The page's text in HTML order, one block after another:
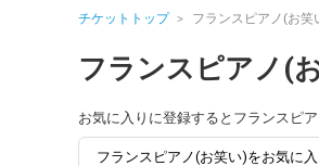
チケットトップ フランスピアノ(お笑
フランスピアノ(
お気に入りに登録するとフランスピ
フランスピアノ(お笑い)をお気に